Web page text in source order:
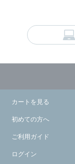
カートを見る
初めての方へ
ご利用ガイド
ログイン